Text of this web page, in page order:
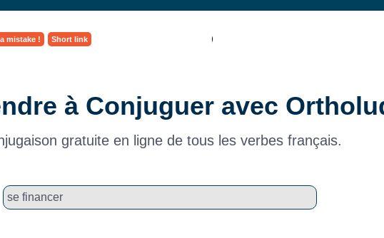
mistake ! Short link
à Conjuguer avec
gratuite en ligne de tous les verbes français.